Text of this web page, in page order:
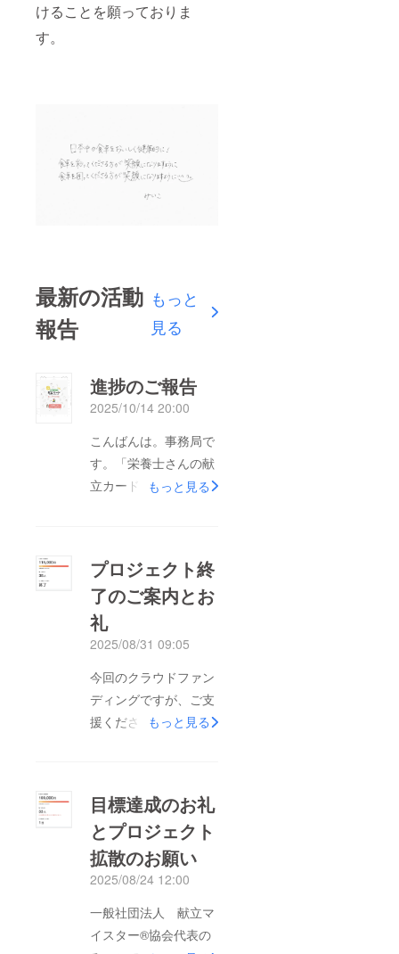
けることを願っておりま
す。
最新の活動
報告
もっと
見る
進捗のご報告
2025/10/14 20:00
こんばんは。事務局で
す。「栄養士さんの献
立カード」の進捗のご
りますが、ちょうど大
きいカードゲームの大
会のための繁忙期と重
なっているため時間が
ければ10月中、遅くと
も11月末までには完成
予定となっています。
で、まだお時間がかか
りますが、楽しみにお
待ちいただれば幸いで
す！！また、プロジェ
クト期間が終了したあ
とも「購入したい」と
いうお声もいただき、
もっと見る
プロジェクト終
了のご案内とお
礼
2025/08/31 09:05
今回のクラウドファン
ディングですが、ご支
援くださった皆さまの
ました！！！これから
栄養士さんの献立カー
ドの入稿の準備をし、
こちらに活動報告とし
だきます。10月頃には
完成品が出来上がり、
もっと見る
目標達成のお礼
とプロジェクト
拡散のお願い
2025/08/24 12:00
一般社団法人 献立マ
イスター®協会代表の